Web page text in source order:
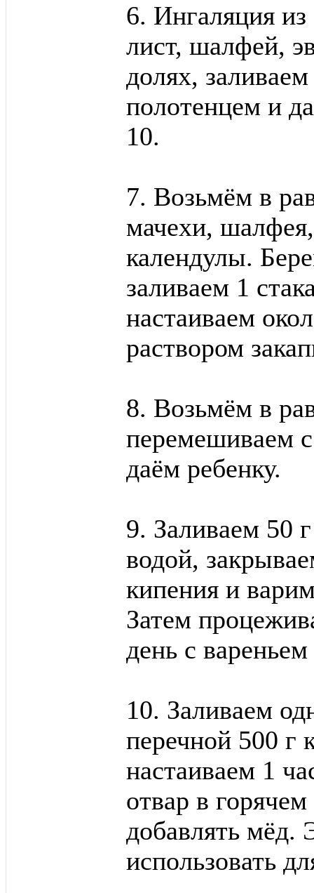
6. Ингаляция
лист, шалфей,
долях,
полотенцем и
10.
7. Возьмём в
мачехи,
календулы.
заливаем 1
настаиваем
раствором
8. Возьмём в
перемешиваем
даём ребенку.
9. Заливаем 50
водой,
кипения и
Затем
день с
10. Заливаем
перечной 500 г
настаиваем 1
отвар в
добавлять мёд.
использовать